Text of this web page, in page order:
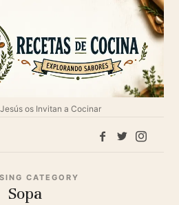
os Invitan a Cocinar
CATEGORY
Sopa